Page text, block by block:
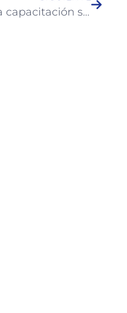
Se brinda en Colón una capacitación sobre prevención del Dengue